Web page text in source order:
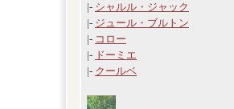
|- シャルル・ジャック
|- ジュール・ブルトン
|- コロー
|- ドーミエ
|- クールベ